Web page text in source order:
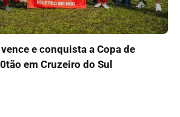
e conquista a Copa de
em Cruzeiro do Sul